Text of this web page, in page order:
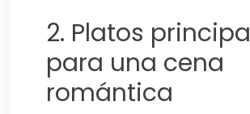
2. Platos
para una cena
romántica